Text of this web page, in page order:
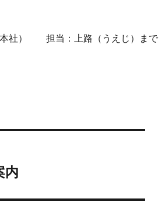
社） 担当：上路（うえじ）まで
内